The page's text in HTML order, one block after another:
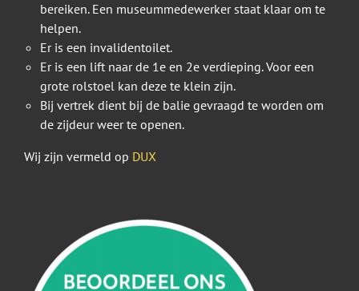
bereiken. Een museummedewerker staat klaar om te
helpen.
Er is een invalidentoilet.
Er is een lift naar de 1e en 2e verdieping. Voor een
grote rolstoel kan deze te klein zijn.
Bij vertrek dient bij de balie gevraagd te worden om
de zijdeur weer te openen.
Wij zijn vermeld op DUX